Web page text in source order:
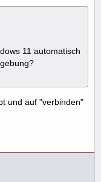
11 automatisch
und auf "verbinden"